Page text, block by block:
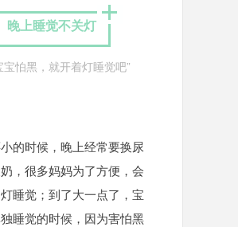
晚上睡觉不关灯
宝怕黑，就开着灯睡觉吧”
的时候，晚上经常要换尿
，很多妈妈为了方便，会
睡觉；到了大一点了，宝
睡觉的时候，因为害怕黑